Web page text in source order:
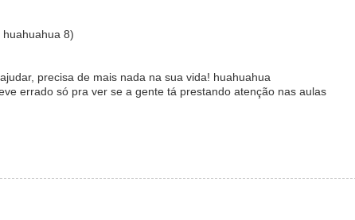
8)
precisa de mais nada na sua vida! huahuahua
errado só pra ver se a gente tá prestando atenção nas aulas